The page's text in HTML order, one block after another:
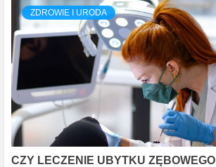
ZDROWIE I URODA
CZY LECZENIE UBYTKU ZĘBOWEGO